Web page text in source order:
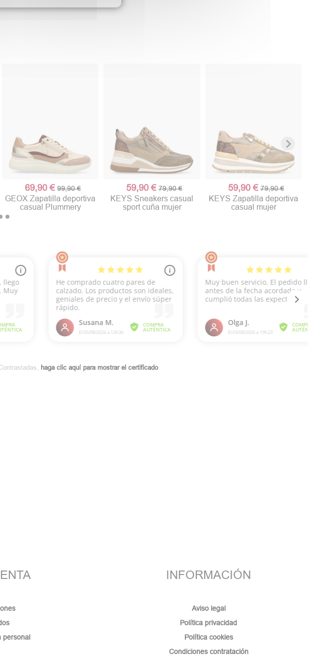
69,90 €99,90 €
GEOX Zapatilla deportiva
casual Plummery
59,90 €79,90 €
KEYS Sneakers casual
sport cuña mujer
59,90 €79,90 €
KEYS Zapatilla deportiva
casual mujer
haga clic aquí para mostrar el certificado.
personal
INFORMACIÓN
Aviso legal
Política privacidad
Política cookies
Condiciones contratación